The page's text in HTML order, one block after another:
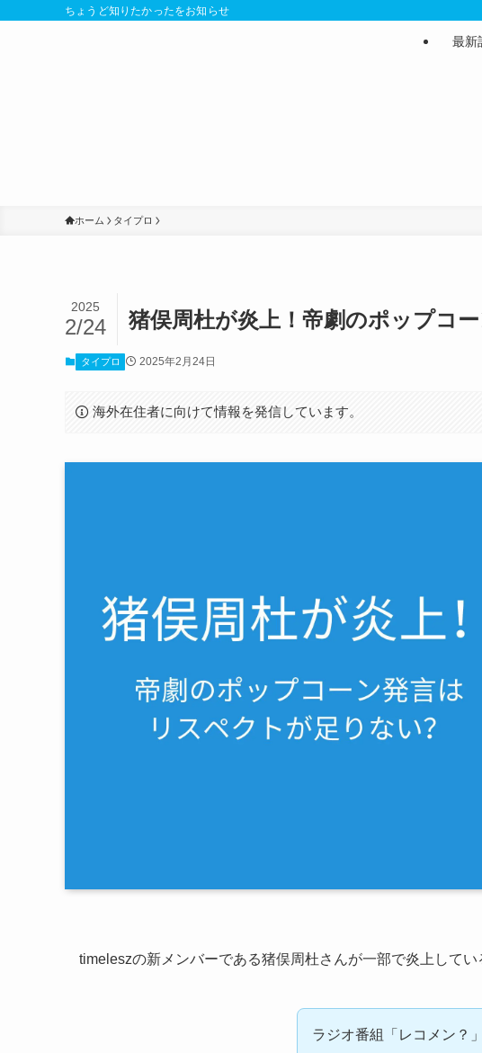
ちょうど知りたかったをお知らせ
最新
ホーム タイプロ
猪俣周杜が炎上！帝劇のポップコ
2025
2/24
タイプロ 2025年2月24日
海外在住者に向けて情報を発信しています。
timeleszの新メンバーである猪俣周杜さんが一部で炎上してい
ラジオ番組「レコメン？